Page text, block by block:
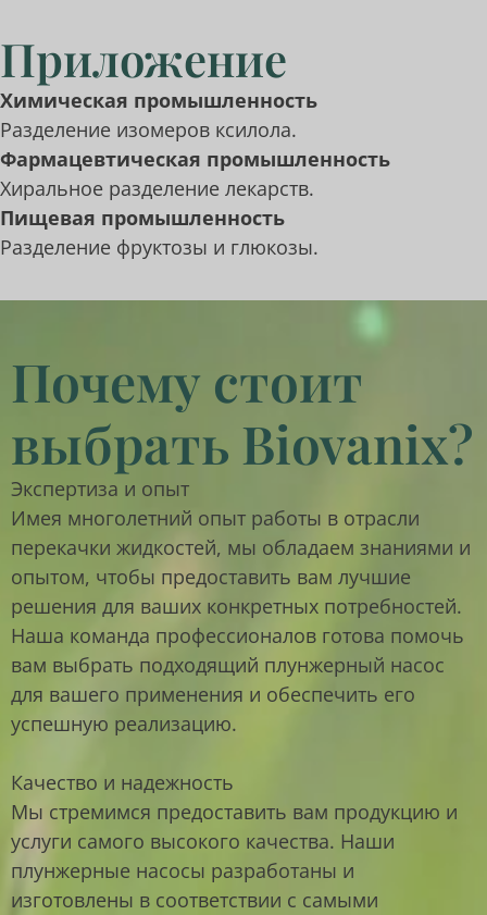
Приложение
Химическая промышленность
Разделение изомеров ксилола.
Фармацевтическая промышленность
Хиральное разделение лекарств.
Пищевая промышленность
Разделение фруктозы и глюкозы.
Почему стоит
выбрать Biovanix?
Экспертиза и опыт
Имея многолетний опыт работы в отрасли
перекачки жидкостей, мы обладаем знаниями и
опытом, чтобы предоставить вам лучшие
решения для ваших конкретных потребностей.
Наша команда профессионалов готова помочь
вам выбрать подходящий плунжерный насос
для вашего применения и обеспечить его
успешную реализацию.
Качество и надежность
Мы стремимся предоставить вам продукцию и
услуги самого высокого качества. Наши
плунжерные насосы разработаны и
изготовлены в соответствии с самыми